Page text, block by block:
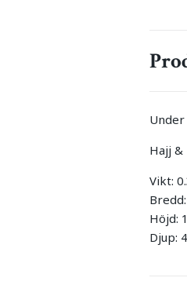
Hajj
Vikt:
Höjd:
Djup: